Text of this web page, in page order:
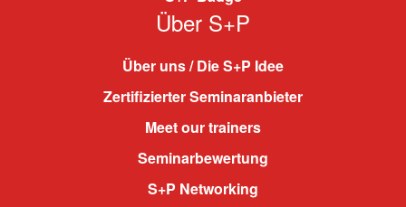
Über S+P
Über uns / Die S+P Idee
Zertifizierter Seminaranbieter
Meet our trainers
Seminarbewertung
S+P Networking